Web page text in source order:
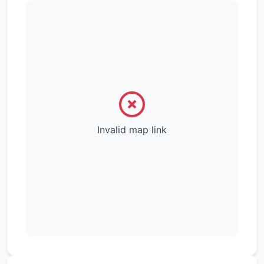
Invalid map link